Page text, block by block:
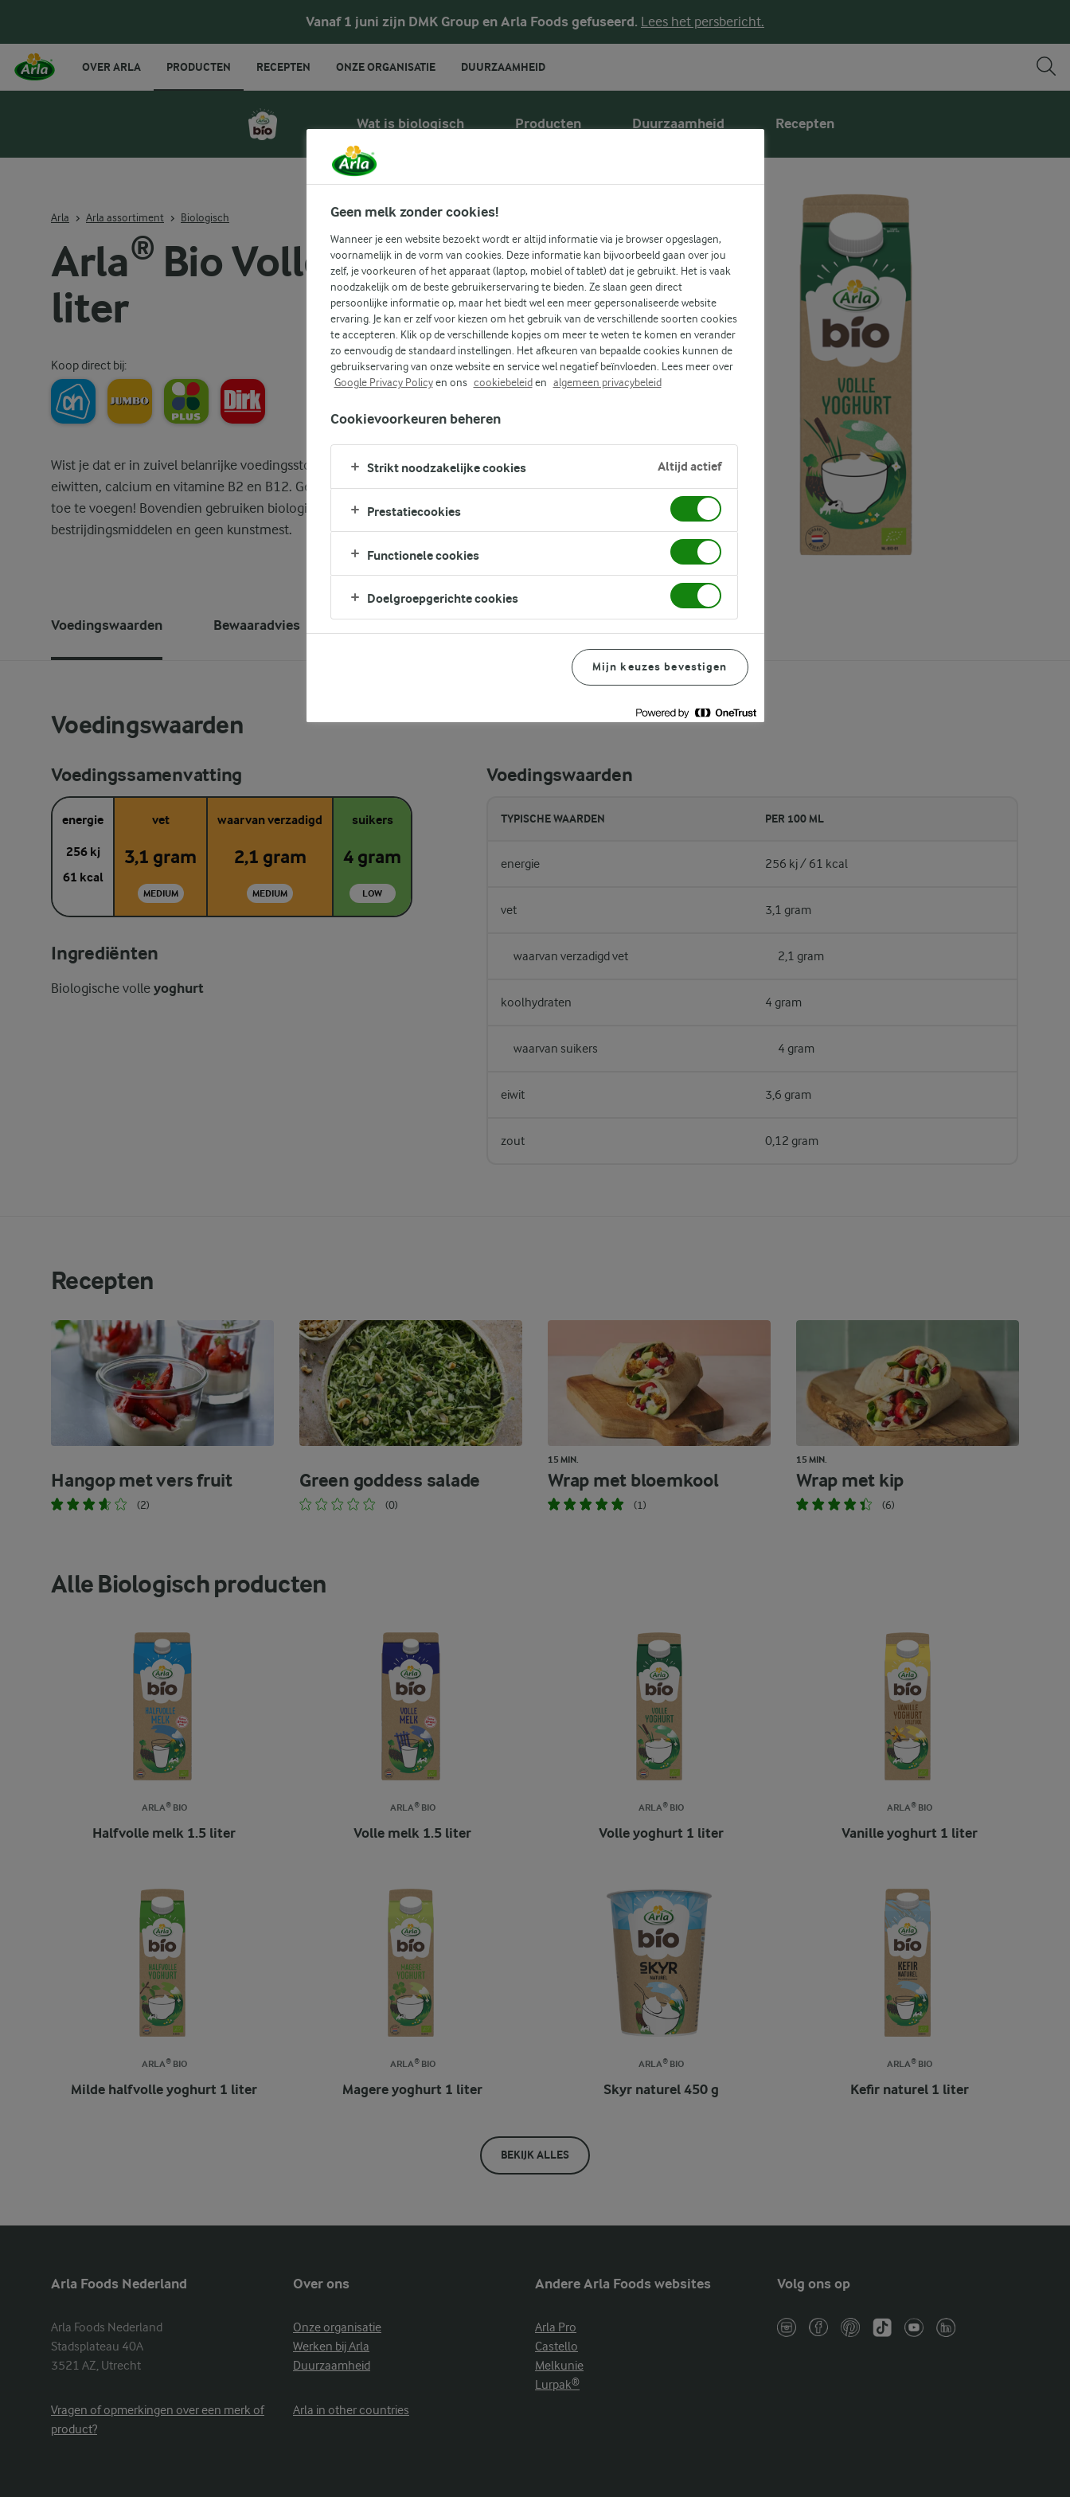
Vanaf 1 juni zijn DMK Group en Arla Foods gefuseerd. Lees het persbericht.
OVER ARLA PRODUCTEN RECEPTEN ONZE ORGANISATIE DUURZAAMHEID
Wat is biologisch Producten Duurzaamheid Recepten
Arla Arla assortiment Biologisch
Arla® Bio Volle yoghurt 1
liter
Koop direct bij:
Wist je dat er in zuivel belanrijke voedingsstoffen zitten? Volle yoghurt bevat van nature
eiwitten, calcium en vitamine B2 en B12. Gewoon puur natuur, daar hoeven we niets aan
toe te voegen! Bovendien gebruiken biologische boeren geen chemische of synthetische
bestrijdingsmiddelen en geen kunstmest.
Voedingswaarden Bewaaradvies
Voedingswaarden
Voedingssamenvatting
energie
256 kj
61 kcal
vet
3,1 gram
MEDIUM
waarvan verzadigd
2,1 gram
MEDIUM
suikers
4 gram
LOW
Ingrediënten
Biologische volle yoghurt
Voedingswaarden
TYPISCHE WAARDEN PER 100 ML
energie 256 kj / 61 kcal
vet 3,1 gram
waarvan verzadigd vet 2,1 gram
koolhydraten 4 gram
waarvan suikers 4 gram
eiwit 3,6 gram
zout 0,12 gram
Recepten
Hangop met vers fruit
(2)
Green goddess salade
(0)
15 MIN.
Wrap met bloemkool
(1)
15 MIN.
Wrap met kip
(6)
Alle Biologisch producten
ARLA® BIO
Halfvolle melk 1.5 liter
ARLA® BIO
Volle melk 1.5 liter
ARLA® BIO
Volle yoghurt 1 liter
ARLA® BIO
Vanille yoghurt 1 liter
ARLA® BIO
Milde halfvolle yoghurt 1 liter
ARLA® BIO
Magere yoghurt 1 liter
ARLA® BIO
Skyr naturel 450 g
ARLA® BIO
Kefir naturel 1 liter
BEKIJK ALLES
Arla Foods Nederland
Arla Foods Nederland
Stadsplateau 40A
3521 AZ, Utrecht
Vragen of opmerkingen over een merk of
product?
Over ons
Onze organisatie
Werken bij Arla
Duurzaamheid
Arla in other countries
Andere Arla Foods websites
Arla Pro
Castello
Melkunie
Lurpak®
Volg ons op
Geen melk zonder cookies!
Wanneer je een website bezoekt wordt er altijd informatie via je browser opgeslagen,
voornamelijk in de vorm van cookies. Deze informatie kan bijvoorbeeld gaan over jou
zelf, je voorkeuren of het apparaat (laptop, mobiel of tablet) dat je gebruikt. Het is vaak
noodzakelijk om de beste gebruikerservaring te bieden. Ze slaan geen direct
persoonlijke informatie op, maar het biedt wel een meer gepersonaliseerde website
ervaring. Je kan er zelf voor kiezen om het gebruik van de verschillende soorten cookies
te accepteren. Klik op de verschillende kopjes om meer te weten te komen en verander
zo eenvoudig de standaard instellingen. Het afkeuren van bepaalde cookies kunnen de
gebruikservaring van onze website en service wel negatief beïnvloeden. Lees meer over
Google Privacy Policyen ons cookiebeleiden algemeen privacybeleid
Cookievoorkeuren beheren
Strikt noodzakelijke cookies Altijd actief
Prestatiecookies
Functionele cookies
Doelgroepgerichte cookies
Mijn keuzes bevestigen